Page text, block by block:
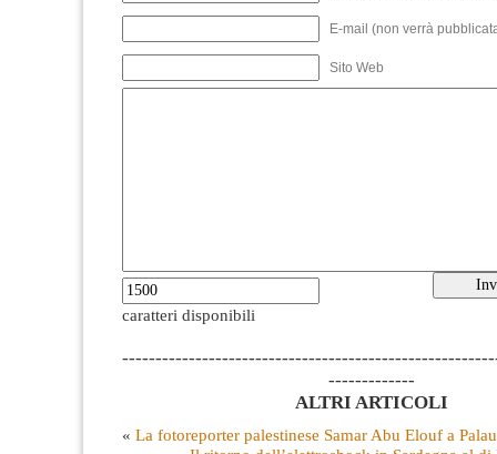
E-mail (non verrà
Sito Web
caratteri disponibili
-------------
ALTRI ARTICOLI
« La fotoreporter palestinese Samar Abu Elouf a